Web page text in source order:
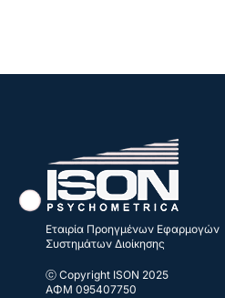
Εταιρία Προηγμένων Εφαρμογών
Συστημάτων Διοίκησης
ⓒ Copyright ISON 2025
ΑΦΜ 095407750